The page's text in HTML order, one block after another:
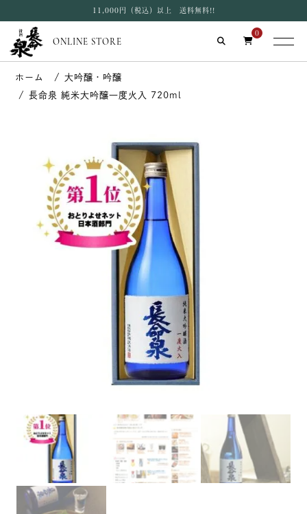
11,000円（税込）以上 送料無料!!
ONLINE STORE
0
大吟醸・吟醸
長命泉 純米大吟醸一度火入 720ml